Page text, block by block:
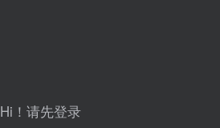
Hi！请先登录